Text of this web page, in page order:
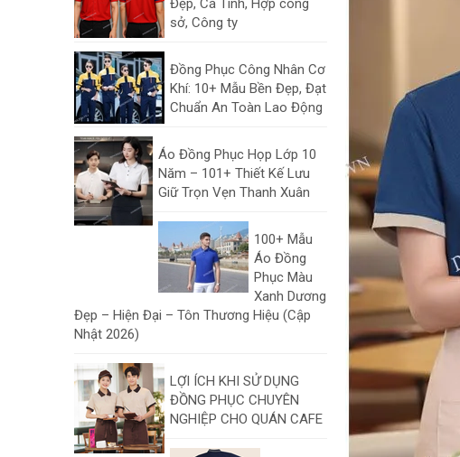
Đẹp, Cá Tính, Hợp công
sở, Công ty
Đồng Phục Công Nhân Cơ
Khí: 10+ Mẫu Bền Đẹp, Đạt
Chuẩn An Toàn Lao Động
Áo Đồng Phục Họp Lớp 10
Năm – 101+ Thiết Kế Lưu
Giữ Trọn Vẹn Thanh Xuân
100+ Mẫu
Áo Đồng
Phục Màu
Xanh Dương
Đẹp – Hiện Đại – Tôn Thương Hiệu (Cập
Nhật 2026)
LỢI ÍCH KHI SỬ DỤNG
ĐỒNG PHỤC CHUYÊN
NGHIỆP CHO QUÁN CAFE